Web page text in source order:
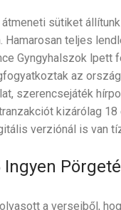
sütiket
teljes
Gyngyhalszok lpett
az
szerencsejáték
kizárólag
verziónál is van
a verseiből,